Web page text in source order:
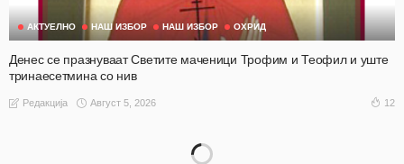
АКТУЕЛНО НАШ ИЗБОР НАШ ИЗБОР ОХРИД
Денес се празнуваат Светите маченици Трофим и Теофил и уште
тринаесетмина со нив
Редакција Август 5, 2026 12